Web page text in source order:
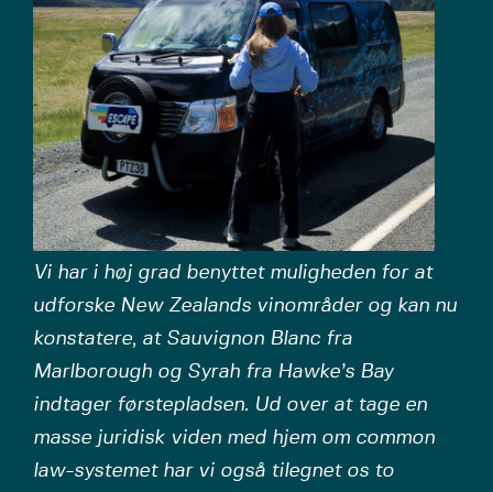
Vi har i høj grad benyttet muligheden for at
udforske New Zealands vinområder og kan nu
konstatere, at Sauvignon Blanc fra
Marlborough og Syrah fra Hawke’s Bay
indtager førstepladsen. Ud over at tage en
masse juridisk viden med hjem om common
law-systemet har vi også tilegnet os to